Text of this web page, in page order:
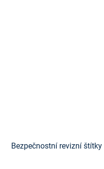
Bezpečnostní revizní